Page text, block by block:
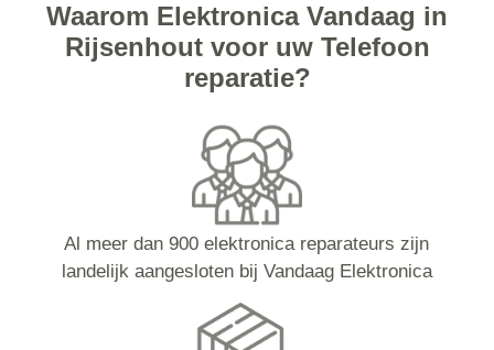
Waarom Elektronica Vandaag in
Rijsenhout voor uw Telefoon
reparatie?
Al meer dan 900 elektronica reparateurs zijn
landelijk aangesloten bij Vandaag Elektronica